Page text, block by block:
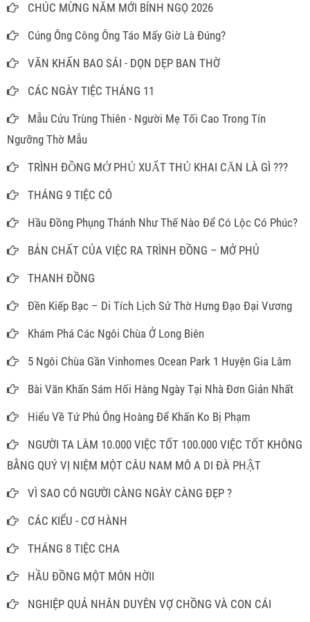
CHÚC MỪNG NĂM MỚI BÍNH NGỌ 2026
Cúng Ông Công Ông Táo Mấy Giờ Là Đúng?
VĂN KHẤN BAO SÁI - DỌN DẸP BAN THỜ
CÁC NGÀY TIỆC THÁNG 11
Mẫu Cửu Trùng Thiên - Người Mẹ Tối Cao Trong Tín
Ngưỡng Thờ Mẫu
TRÌNH ĐỒNG MỞ PHỦ XUẤT THỦ KHAI CĂN LÀ GÌ ???
THÁNG 9 TIỆC CÔ
Hầu Đồng Phụng Thánh Như Thế Nào Để Có Lộc Có Phúc?
BẢN CHẤT CỦA VIỆC RA TRÌNH ĐỒNG – MỞ PHỦ
THANH ĐỒNG
Đền Kiếp Bạc – Di Tích Lịch Sử Thờ Hưng Đạo Đại Vương
Khám Phá Các Ngôi Chùa Ở Long Biên
5 Ngôi Chùa Gần Vinhomes Ocean Park 1 Huyện Gia Lâm
Bài Văn Khấn Sám Hối Hàng Ngày Tại Nhà Đơn Giản Nhất
Hiểu Về Tứ Phủ Ông Hoàng Để Khấn Ko Bị Phạm
NGƯỜI TA LÀM 10.000 VIỆC TỐT 100.000 VIỆC TỐT KHÔNG
BẰNG QUÝ VỊ NIỆM MỘT CÂU NAM MÔ A DI ĐÀ PHẬT
VÌ SAO CÓ NGƯỜI CÀNG NGÀY CÀNG ĐẸP ?
CÁC KIỂU - CƠ HÀNH
THÁNG 8 TIỆC CHA
HẦU ĐỒNG MỘT MÓN HỜII
NGHIỆP QUẢ NHÂN DUYÊN VỢ CHỒNG VÀ CON CÁI